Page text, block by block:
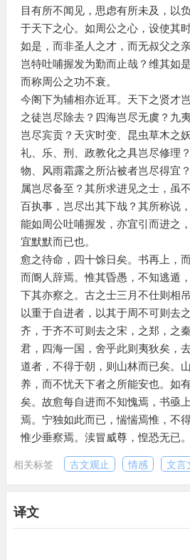
目有所不闻见，思虑有所未及，以
于天下之心。如周公之心，设使其
如是，而非圣人之才，而无叔父之
岂特吐哺握发为勤而止哉？维其如
而称周公之功不衰。
今阁下为辅相亦近耳。天下之贤才
之徒岂尽除去？四海岂尽无虞？九
岂尽宾贡？天灾时变、昆虫草木之
礼、乐、刑、政教化之具岂尽修理
物、风雨霜露之所沾被者岂尽得宜
属岂尽备至？其所求进见之士，虽
百执事，岂尽出其下哉？其所称说
能如周公吐哺握发，亦宜引而进之
宜默默而已也。
愈之待命，四十馀日矣。书再上，
而阍人辞焉。惟其昏愚，不知逃遁
下其亦察之。古之士三月不仕则相
以重于自进者，以其于周不可则去
齐，于齐不可则去之宋，之郑，之
君，四海一国，舍乎此则夷狄矣，
道者，不得于朝，则山林而已矣。
养，而不忧天下者之所能安也。如
矣。故愈每自进而不知愧焉，书亟
焉。宁独如此而已，惴惴焉惟，不
惟少垂察焉。渎冒威尊，惶恐无已。
相关标签 古文观止 情感 文言
译文